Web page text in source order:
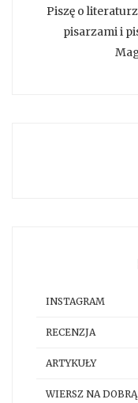
Piszę o
pisarzami i
INSTAGRAM
RECENZJA
ARTYKUŁY
WIERSZ NA